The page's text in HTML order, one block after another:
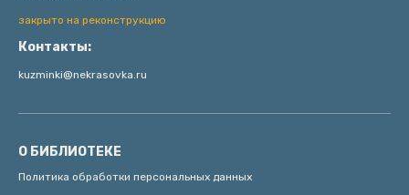
закрыто на реконструкцию
Контакты:
kuzminki@nekrasovka.ru
О БИБЛИОТЕКЕ
Политика обработки персональных данных